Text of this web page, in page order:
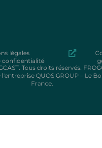
légales
confidentialité
Tous droits réservés.
QUOS GROUP – Le
France.